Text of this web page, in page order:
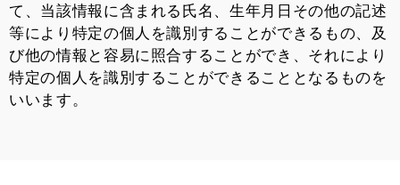
て、当該情報に含まれる氏名、生年月日その他の記述
等により特定の個人を識別することができるもの、及
び他の情報と容易に照合することができ、それにより
特定の個人を識別することができることとなるものを
いいます。